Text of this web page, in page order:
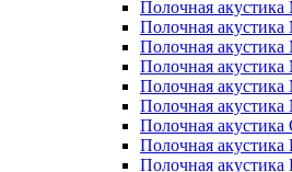
Полочная акустика
Полочная акустика
Полочная акустика
Полочная
Полочная акустика
Полочная акустика
Полочная акустика
Полочная акустика
Полочная акустика